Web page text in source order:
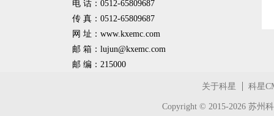
电 话：0512-65809687
传 真：0512-65809687
网 址：www.kxemc.com
邮 箱： lujun@kxemc.com
邮 编：215000
关于科星 科星
Copyright © 2015-2026 苏州